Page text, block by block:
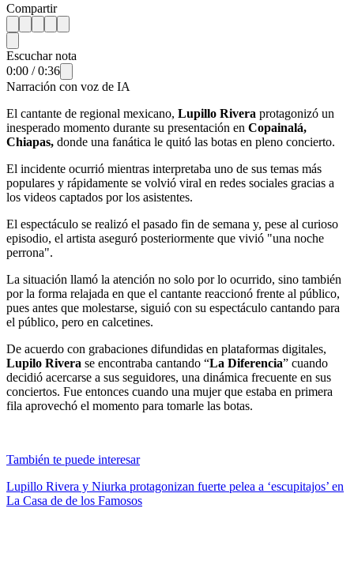
Compartir
Escuchar nota
0:00 /0:36
Narración con voz de IA
El cantante de regional mexicano, Lupillo Rivera protagonizó un
inesperado momento durante su presentación en Copainalá,
Chiapas, donde una fanática le quitó las botas en pleno concierto.
El incidente ocurrió mientras interpretaba uno de sus temas más
populares y rápidamente se volvió viral en redes sociales gracias a
los videos captados por los asistentes.
El espectáculo se realizó el pasado fin de semana y, pese al curioso
episodio, el artista aseguró posteriormente que vivió "una noche
perrona".
La situación llamó la atención no solo por lo ocurrido, sino también
por la forma relajada en que el cantante reaccionó frente al público,
pues antes que molestarse, siguió con su espectáculo cantando para
el público, pero en calcetines.
De acuerdo con grabaciones difundidas en plataformas digitales,
Lupilo Rivera se encontraba cantando “La Diferencia” cuando
decidió acercarse a sus seguidores, una dinámica frecuente en sus
conciertos. Fue entonces cuando una mujer que estaba en primera
fila aprovechó el momento para tomarle las botas.
También te puede interesar
Lupillo Rivera y Niurka protagonizan fuerte pelea a ‘escupitajos’ en
La Casa de de los Famosos